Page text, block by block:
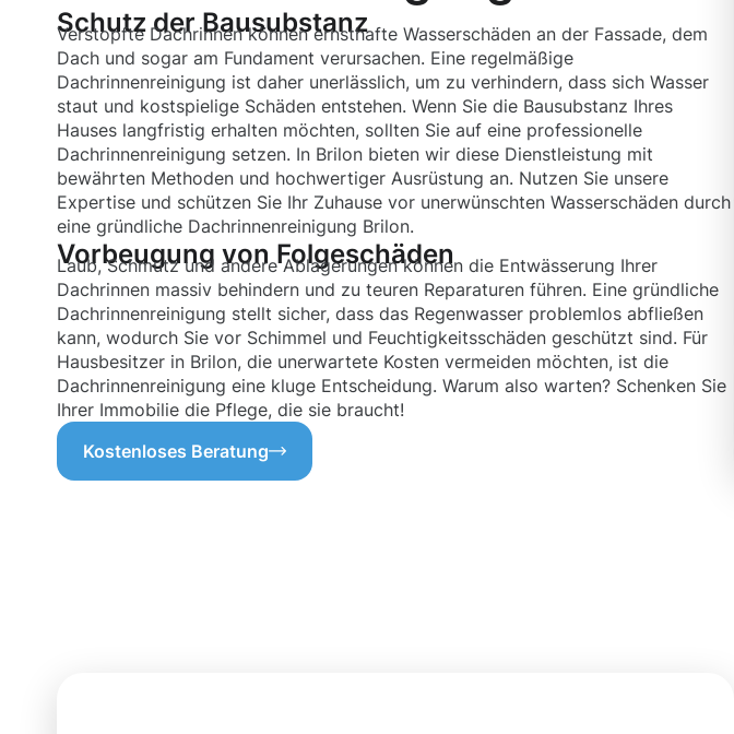
Schutz der Bausubstanz
Verstopfte Dachrinnen können ernsthafte Wasserschäden an der Fassade, dem
Dach und sogar am Fundament verursachen. Eine regelmäßige
Dachrinnenreinigung ist daher unerlässlich, um zu verhindern, dass sich Wasser
staut und kostspielige Schäden entstehen. Wenn Sie die Bausubstanz Ihres
Hauses langfristig erhalten möchten, sollten Sie auf eine professionelle
Dachrinnenreinigung setzen. In Brilon bieten wir diese Dienstleistung mit
bewährten Methoden und hochwertiger Ausrüstung an. Nutzen Sie unsere
Expertise und schützen Sie Ihr Zuhause vor unerwünschten Wasserschäden durch
eine gründliche Dachrinnenreinigung Brilon.
Vorbeugung von Folgeschäden
Laub, Schmutz und andere Ablagerungen können die Entwässerung Ihrer
Dachrinnen massiv behindern und zu teuren Reparaturen führen. Eine gründliche
Dachrinnenreinigung stellt sicher, dass das Regenwasser problemlos abfließen
kann, wodurch Sie vor Schimmel und Feuchtigkeitsschäden geschützt sind. Für
Hausbesitzer in Brilon, die unerwartete Kosten vermeiden möchten, ist die
Dachrinnenreinigung eine kluge Entscheidung. Warum also warten? Schenken Sie
Ihrer Immobilie die Pflege, die sie braucht!
Kostenloses Beratung